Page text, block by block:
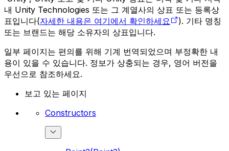
내 Unity Technologies 또는 그 계열사의 상표 또는 등록상
표입니다(자세한 내용은 여기에서 확인하세요
). 기타 명칭
또는 브랜드는 해당 소유자의 상표입니다.
일부 페이지는 편의를 위해 기계 번역되었으며 부정확한 내
용이 있을 수 있습니다. 정보가 상충되는 경우, 영어 버전을
우선으로 참조하세요.
보고 있는 페이지
Constructors